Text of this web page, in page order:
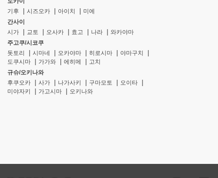
기후
시즈오카 아이치
미에
간사이
시가
교토 오사카 효고 나라
와카야마
주고쿠/시코쿠
돗토리
시마네 오카야마 히로시마
야마구치
도쿠시마
가가와 에히메
고치
규슈/오키나와
후쿠오카
사가 나가사키 구마모토
오이타
미야자키
가고시마 오키나와